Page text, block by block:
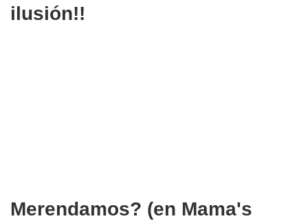
ilusión!!
Merendamos? (en Mama's